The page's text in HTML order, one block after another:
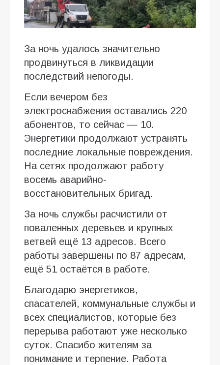
За ночь удалось значительно
продвинуться в ликвидации
последствий непогоды.
Если вечером без
электроснабжения оставались 220
абонентов, то сейчас — 10.
Энергетики продолжают устранять
последние локальные повреждения.
На сетях продолжают работу
восемь аварийно-
восстановительных бригад.
За ночь службы расчистили от
поваленных деревьев и крупных
ветвей ещё 13 адресов. Всего
работы завершены по 87 адресам,
ещё 51 остаётся в работе.
Благодарю энергетиков,
спасателей, коммунальные службы и
всех специалистов, которые без
перерыва работают уже несколько
суток. Спасибо жителям за
понимание и терпение. Работа